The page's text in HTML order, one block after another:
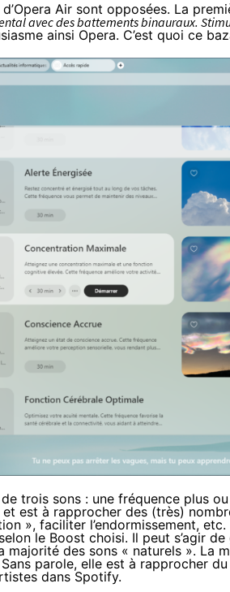
Air sont opposées. La
avec des battements binauraux.
ainsi Opera. C’est quoi ce
trois sons : une fréquence plus
est à rapprocher des (très)
», faciliter l’endormissement,
le Boost choisi. Il peut s’agir
majorité des sons « naturels ». La
parole, elle est à rapprocher
dans Spotify.